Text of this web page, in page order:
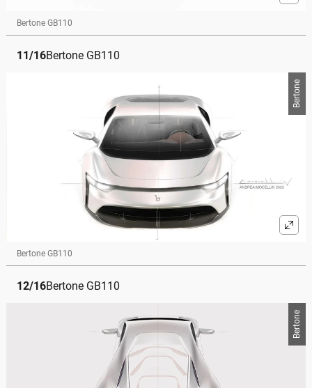
Bertone GB110
11/16Bertone GB110
Bertone
Bertone GB110
12/16Bertone GB110
Bertone